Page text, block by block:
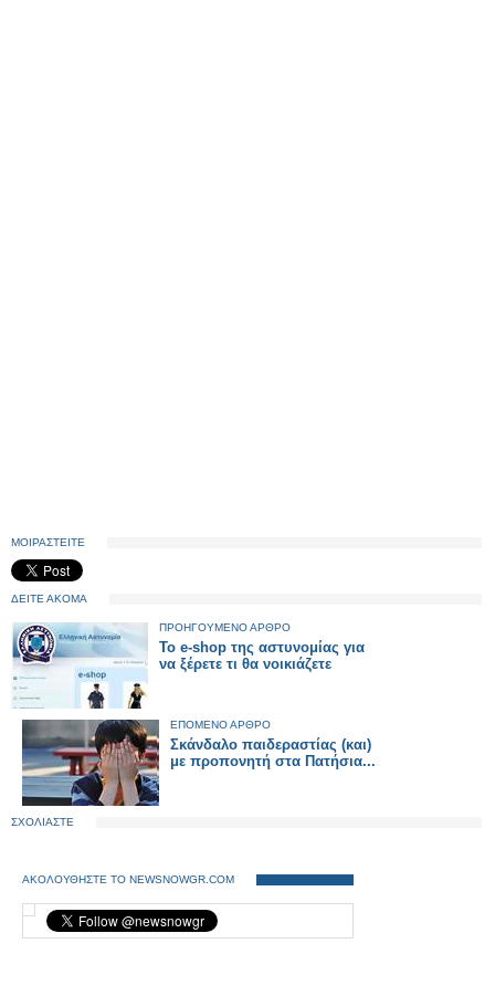
ΜΟΙΡΑΣΤΕΙΤΕ
ΔΕΙΤΕ ΑΚΟΜΑ
ΠΡΟΗΓΟΥΜΕΝΟ ΑΡΘΡΟ
To e-shop της αστυνομίας για
να ξέρετε τι θα νοικιάζετε
ΕΠΟΜΕΝΟ ΑΡΘΡΟ
Σκάνδαλο παιδεραστίας (και)
με προπονητή στα Πατήσια...
ΣΧΟΛΙΑΣΤΕ
ΑΚΟΛΟΥΘΗΣΤΕ ΤΟ NEWSNOWGR.COM